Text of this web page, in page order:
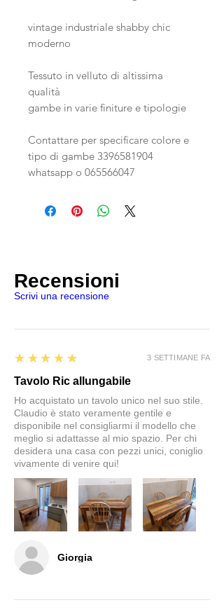
vintage industriale shabby chic
moderno
Tessuto in velluto di altissima
qualità
gambe in varie finiture e tipologie
Contattare per specificare colore e
tipo di gambe 3396581904
whatsapp o 065566047
Recensioni
Scrivi una recensione
Giorgia
5
★★★★★
Tavolo Ric allungabile
Ho acquistato un tavolo unico nel suo stile.
Claudio è stato veramente gentile e
disponibile nel consigliarmi il modello che
meglio si adattasse al mio spazio. Per chi
desidera una casa con pezzi unici, coniglio
vivamente di venire qui!
3 SETTIMANE FA